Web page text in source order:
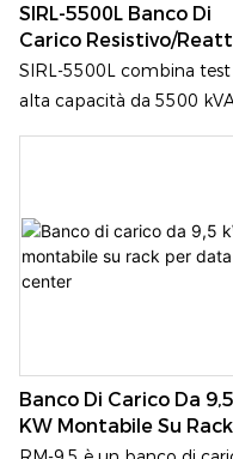
funzioni di protezione
complete. È ampiamente
utilizzato per il collaudo
verifica delle prestazioni di
apparecchiature
di grandi dimensioni,
UPS, data center e sistemi
accumulo di energia.
SIRL-5500L Banco Di
Carico Resistivo/
Da 5500 KVA Per
Generatori, UPS, Reti
SIRL-5500L combina test
alta capacità da 5500
simulazione di carichi
protezione di livello
industriale in un'unica
soluzione containerizzata.
Banco Di Carico Da 9,5
KW Montabile Su Rack
Per Data Center